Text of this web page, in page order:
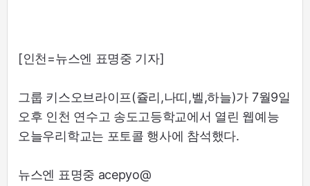
[인천=뉴스엔 표명중 기자]
그룹 키스오브라이프(쥴리,나띠,벨,하늘)가 7월9일
오후 인천 연수고 송도고등학교에서 열린 웹예능
오늘우리학교는 포토콜 행사에 참석했다.
뉴스엔 표명중 acepyo@